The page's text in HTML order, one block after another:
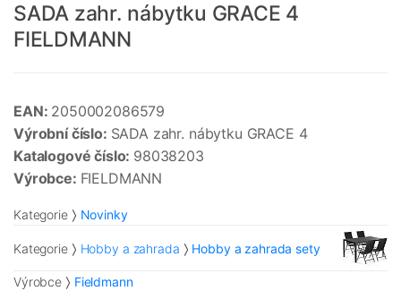
SADA zahr. nábytku GRACE 4
FIELDMANN
EAN: 2050002086579
Výrobní číslo: SADA zahr. nábytku GRACE 4
Katalogové číslo: 98038203
Výrobce: FIELDMANN
Kategorie Novinky
Kategorie Hobby a zahrada Hobby a zahrada sety
Výrobce Fieldmann